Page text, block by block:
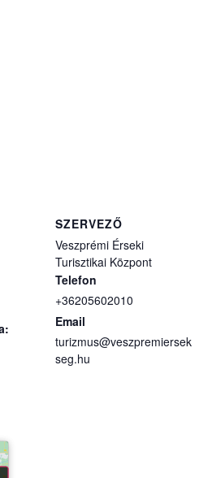
SZERVEZŐ
Veszprémi Érseki
Turisztikai Központ
Telefon
+36205602010
Email
turizmus@veszpremiersek
seg.hu